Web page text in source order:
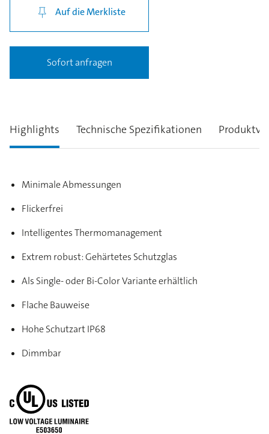
Highlights Technische Spezifikationen
Minimale Abmessungen
Flickerfrei
Intelligentes Thermomanagement
Extrem robust: Gehärtetes Schutzglas
Als Single- oder Bi-Color Variante erhältlich
Flache Bauweise
Hohe Schutzart IP68
Dimmbar
Auf die Merkliste
Sofort anfragen